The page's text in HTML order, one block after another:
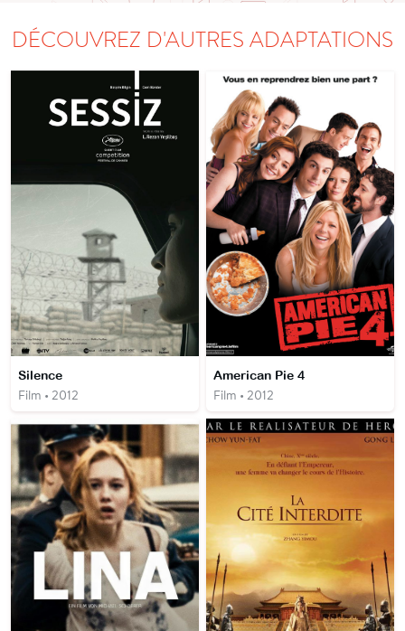
DÉCOUVREZ D'AUTRES ADAPTATIONS
Silence
Film • 2012
American Pie 4
Film • 2012